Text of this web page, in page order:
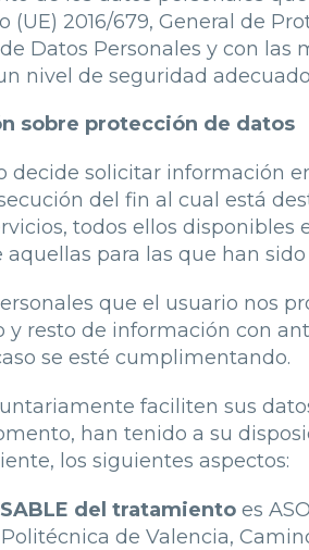
(UE) 2016/679, General de
Datos Personales y con
nivel de seguridad
sobre protección de datos
decide solicitar información
del fin al cual está
todos ellos
aquellas para las que han
que el usuario nos
y resto de información con
se esté cumplimentando.
faciliten sus
han tenido a su
los siguientes aspectos:
del tratamiento es
de Valencia,